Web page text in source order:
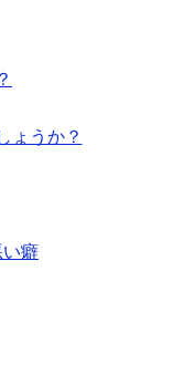
ょうか？
癖